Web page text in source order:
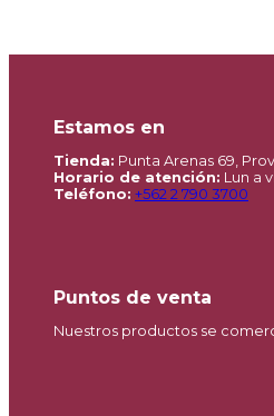
Estamos en
Tienda: Punta Arenas 69,
Horario de atención: Lun a
Teléfono: +562 2 790 3700
Puntos de venta
Nuestros productos se